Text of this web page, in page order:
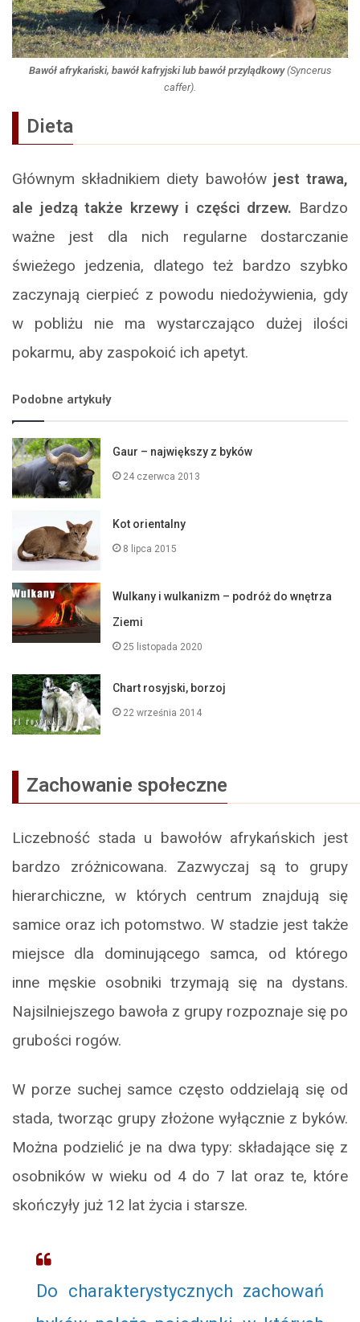
Bawół afrykański, bawół kafryjski lub bawół przylądkowy(Syncerus
caffer).
Dieta
Głównym składnikiem diety bawołów jest trawa,
ale jedzą także krzewy i części drzew. Bardzo
ważne jest dla nich regularne dostarczanie
świeżego jedzenia, dlatego też bardzo szybko
zaczynają cierpieć z powodu niedożywienia, gdy
w pobliżu nie ma wystarczająco dużej ilości
pokarmu, aby zaspokoić ich apetyt.
Podobne artykuły
Gaur – największy z byków
24 czerwca 2013
Kot orientalny
8 lipca 2015
Wulkany i wulkanizm – podróż do wnętrza
Ziemi
25 listopada 2020
Chart rosyjski, borzoj
22 września 2014
Zachowanie społeczne
Liczebność stada u bawołów afrykańskich jest
bardzo zróżnicowana. Zazwyczaj są to grupy
hierarchiczne, w których centrum znajdują się
samice oraz ich potomstwo. W stadzie jest także
miejsce dla dominującego samca, od którego
inne męskie osobniki trzymają się na dystans.
Najsilniejszego bawoła z grupy rozpoznaje się po
grubości rogów.
W porze suchej samce często oddzielają się od
stada, tworząc grupy złożone wyłącznie z byków.
Można podzielić je na dwa typy: składające się z
osobników w wieku od 4 do 7 lat oraz te, które
skończyły już 12 lat życia i starsze.
Do charakterystycznych zachowań